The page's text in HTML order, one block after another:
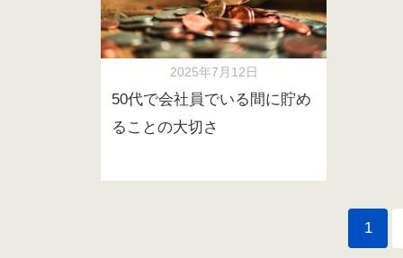
2025年7月12日
50代で会社員でいる間に貯め
ることの大切さ
1